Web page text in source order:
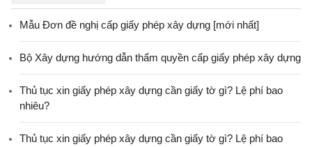
Mẫu Đơn đề nghị cấp giấy phép xây dựng [mới nhất]
Bộ Xây dựng hướng dẫn thẩm quyền cấp giấy phép xây dựng
Thủ tục xin giấy phép xây dựng cần giấy tờ gì? Lệ phí bao
nhiêu?
Thủ tục xin giấy phép xây dựng cần giấy tờ gì? Lệ phí bao